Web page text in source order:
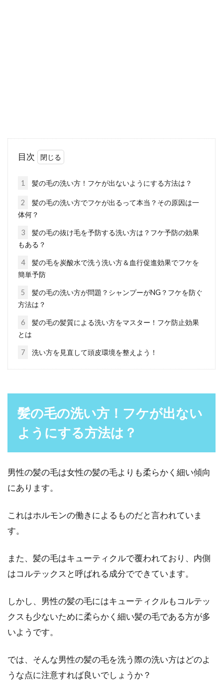
の毛穴を開く方法とは？
女性にはお肌の悩みがあるのと同じように、成
に要注意！混ぜるのはOK？
ヘッドスパで薄毛を予防！？男性の
頭皮環境を見直そう！
「ヘッドスパで薄毛を予防できる」と聞いたこ
とがある男性はいますか。ヘッドスパは気持ち
いいだけでは...
ヘルメットの蒸れ防止対策をしよ
目次
1 髪の毛の洗い方！フケが出ないようにする方法は？
2
髪の毛の洗い方でフケが出るって本当？その原因は一
体何？
3
髪の毛の抜け毛を予防する洗い方は？フケ予防の効果
もある？
4
髪の毛を炭酸水で洗う洗い方＆血行促進効果でフケを
簡単予防
5
髪の毛の洗い方が問題？シャンプーがNG？フケを防ぐ
方法は？
6
髪の毛の髪質による洗い方をマスター！フケ防止効果
とは
7 洗い方を見直して頭皮環境を整えよう！
髪の毛の洗い方！フケが出ない
ようにする方法は？
男性の髪の毛は女性の髪の毛よりも柔らかく細い傾向
にあります。
これはホルモンの働きによるものだと言われていま
す。
また、髪の毛はキューティクルで覆われており、内側
はコルテックスと呼ばれる成分でできています。
しかし、男性の髪の毛にはキューティクルもコルテッ
クスも少ないために柔らかく細い髪の毛である方が多
いようです。
では、そんな男性の髪の毛を洗う際の洗い方はどのよ
うな点に注意すれば良いでしょうか？